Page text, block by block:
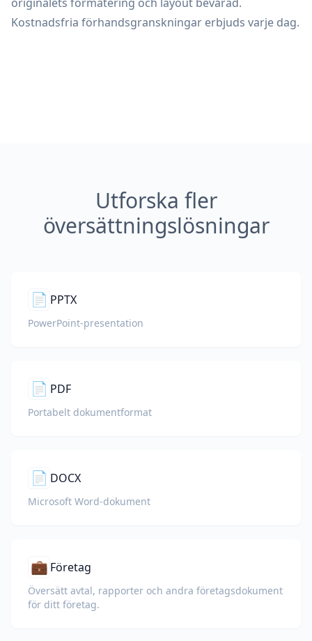
Kostnadsfria förhandsgranskningar erbjuds varje dag.
Utforska fler
översättningslösningar
📄 PPTX
PowerPoint-presentation
📄 PDF
Portabelt dokumentformat
📄 DOCX
Microsoft Word-dokument
💼 Företag
Översätt avtal, rapporter och andra företagsdokument
för ditt företag.